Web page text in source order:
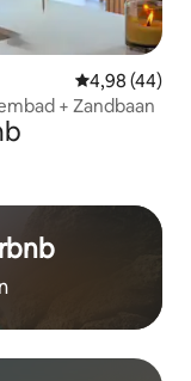
Gemiddelde
4,98 (44)
zwembad + Zandbaan